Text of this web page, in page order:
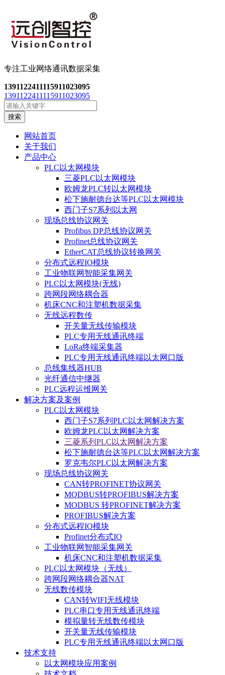
专注工业网络通讯数据采集
1391122411115911023095
1391122411115911023095
搜索
网站首页
关于我们
产品中心
PLC以太网模块
三菱PLC以太网模块
欧姆龙PLC转以太网模块
松下施耐德台达等PLC以太网模块
西门子S7系列以太网
现场总线协议网关
Profibus DP总线协议网关
Profinet总线协议网关
EtherCAT总线协议转换网关
分布式远程IO模块
工业物联网智能采集网关
PLC以太网模块(无线)
跨网段网络耦合器
机床CNC和注塑机数据采集
无线远程数传
开关量无线传输模块
PLC专用无线通讯终端
LoRa终端采集器
PLC专用无线通讯终端以太网口版
总线集线器HUB
光纤通信中继器
PLC远程运维网关
解决方案及案例
PLC以太网模块
西门子S7系列PLC以太网解决方案
欧姆龙PLC以太网解决方案
三菱系列PLC以太网解决方案
松下施耐德台达等PLC以太网解决方案
罗克韦尔PLC以太网解决方案
现场总线协议网关
CAN转PROFINET协议网关
MODBUS转PROFIBUS解决方案
MODBUS 转PROFINET解决方案
PROFIBUS解决方案
分布式远程IO模块
Profinet分布式IO
工业物联网智能采集网关
机床CNC和注塑机数据采集
PLC以太网模块（无线）
跨网段网络耦合器NAT
无线数传模块
CAN转WIFI无线模块
PLC串口专用无线通讯终端
模拟量转无线数传模块
开关量无线传输模块
PLC专用无线通讯终端以太网口版
技术支持
以太网模块应用案例